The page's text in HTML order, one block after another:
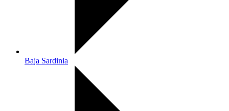
Baja Sardinia